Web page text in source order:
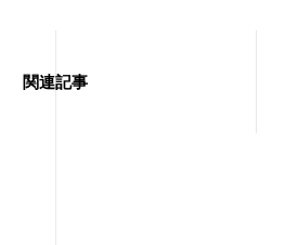
関連記事